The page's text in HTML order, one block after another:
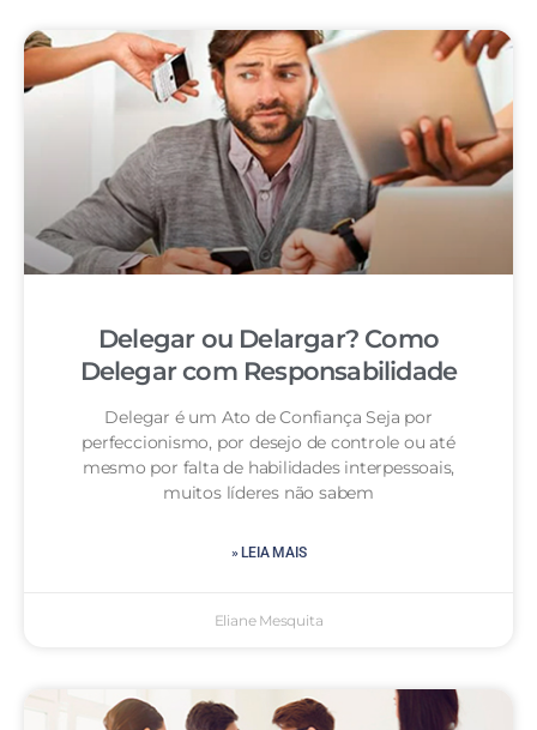
Delegar ou Delargar? Como
Delegar com Responsabilidade
Delegar é um Ato de Confiança Seja por
perfeccionismo, por desejo de controle ou até
mesmo por falta de habilidades interpessoais,
muitos líderes não sabem
» LEIA MAIS
Eliane Mesquita